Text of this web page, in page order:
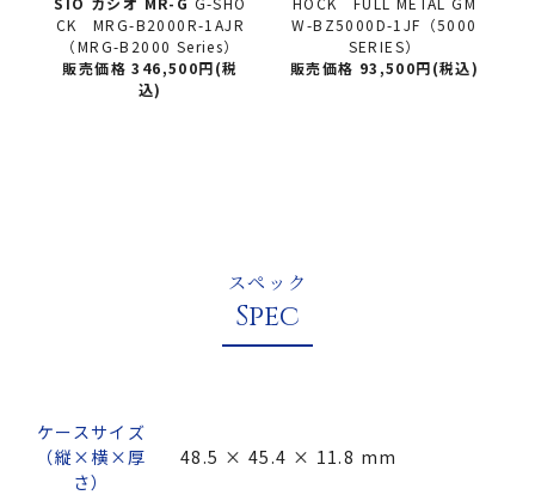
W-BZ5000D-1JF（5000
SERIES）
販売価格 93,500円(税込)
W-BZ5000GD-9JF（500
0 SERIES）
販売価格 102,300円(税
スペック
Spec
ケースサイズ
（縦×横×厚
さ）
48.5 × 45.4 × 11.8 mm